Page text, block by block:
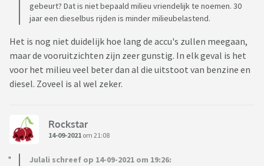
gebeurt? Dat is niet bepaald milieu vriendelijk te noemen. 30
jaar een dieselbus rijden is minder milieubelastend.
Het is nog niet duidelijk hoe lang de accu's zullen meegaan,
maar de vooruitzichten zijn zeer gunstig. In elk geval is het
voor het milieu veel beter dan al die uitstoot van benzine en
diesel. Zoveel is al wel zeker.
Rockstar
14-09-2021 om 21:08
Julali schreef op 14-09-2021 om 19:26: